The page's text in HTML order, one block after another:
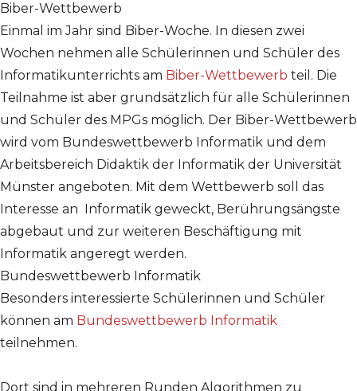
Biber-Wettbewerb
Einmal im Jahr sind Biber-Woche. In diesen zwei
Wochen nehmen alle Schülerinnen und Schüler des
Informatikunterrichts am Biber-Wettbewerb teil. Die
Teilnahme ist aber grundsätzlich für alle Schülerinnen
und Schüler des MPGs möglich. Der Biber-Wettbewerb
wird vom Bundeswettbewerb Informatik und dem
Arbeitsbereich Didaktik der Informatik der Universität
Münster angeboten. Mit dem Wettbewerb soll das
Interesse an Informatik geweckt, Berührungsängste
abgebaut und zur weiteren Beschäftigung mit
Informatik angeregt werden.
Bundeswettbewerb Informatik
Besonders interessierte Schülerinnen und Schüler
können am Bundeswettbewerb Informatik
teilnehmen.
Dort sind in mehreren Runden Algorithmen zu